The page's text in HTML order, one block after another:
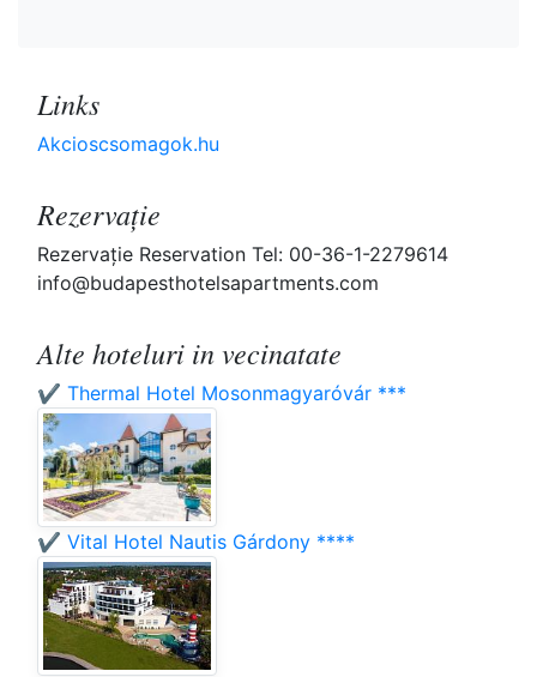
Links
Akcioscsomagok.hu
Rezervaţie
Rezervaţie Reservation Tel: 00-36-1-2279614
info@budapesthotelsapartments.com
Alte hoteluri in vecinatate
✔️ Thermal Hotel Mosonmagyaróvár ***
✔️ Vital Hotel Nautis Gárdony ****